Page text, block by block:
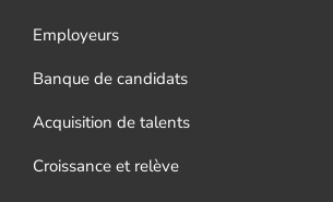
Employeurs
Banque de candidats
Acquisition de talents
Croissance et relève